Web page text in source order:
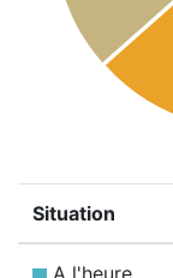
Situation
A l'heure